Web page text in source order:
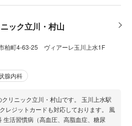
ック立川・村山
柏町4-63-25 ヴィアーレ玉川上水1F
腺内科
リニック立川・村山です。 玉川上水駅
レジットカードも対応しております。 風
生活習慣病（高血圧、高脂血症、糖尿